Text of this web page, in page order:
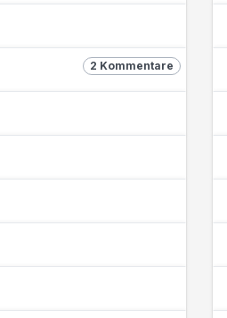
2 Kommentare